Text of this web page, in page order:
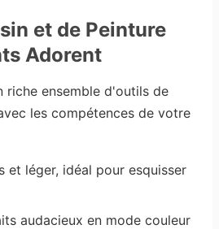
et de Peinture
Adorent
riche ensemble d'outils de
les compétences de votre
et léger, idéal pour esquisser
audacieux en mode couleur